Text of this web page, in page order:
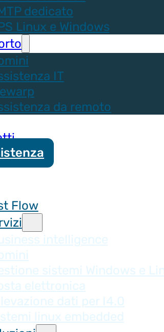
dedicato
Linux e Windows
IT
da remoto
Flow
intelligence
sistemi Windows e
elettronica
dati per I4.0
linux embedded